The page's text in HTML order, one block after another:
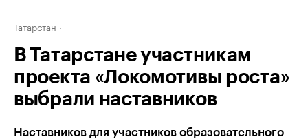
Татарстан
В Татарстане участникам
проекта «Локомотивы роста»
выбрали наставников
Наставников для участников образовательного